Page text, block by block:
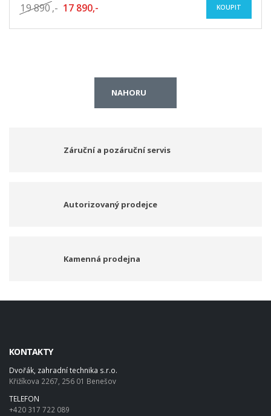
19 890 ,- 17 890,- KOUPIT
NAHORU
Záruční a pozáruční servis
Autorizovaný prodejce
Kamenná prodejna
KONTAKTY
Dvořák, zahradní technika s.r.o.
Křižíkova 2267, 256 01 Benešov
TELEFON
+420 317 722 089